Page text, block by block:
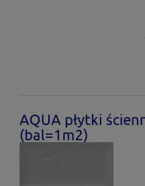
AQUA płytki
(bal=1m2)